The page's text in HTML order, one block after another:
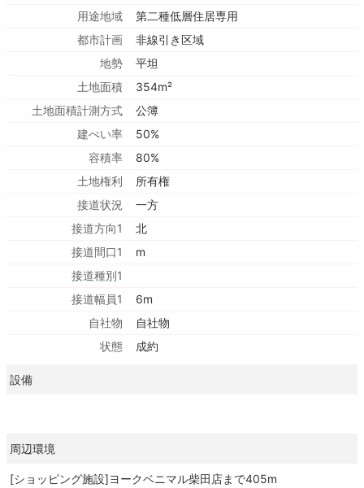
用途地域
第二種低層住居専用
都市計画
非線引き区域
地勢
平坦
土地面積
354m²
土地面積計測方式
公簿
建ぺい率
50%
容積率
80%
土地権利
所有権
接道状況
一方
接道方向1
北
接道間口1
m
接道種別1
接道幅員1
6m
自社物
自社物
状態
成約
設備
周辺環境
[ショッピング施設]ヨークベニマル柴田店まで405m